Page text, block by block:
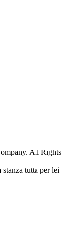
All Rights
stanza tutta per lei